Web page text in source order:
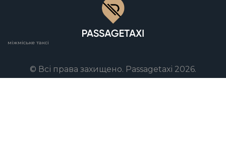
міжміське таксі
© Всі права захищено. Passagetaxi 2026.